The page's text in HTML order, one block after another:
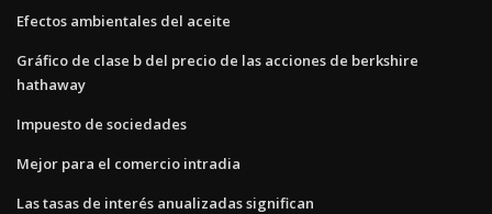
Efectos ambientales del aceite
Gráfico de clase b del precio de las acciones de berkshire
hathaway
Impuesto de sociedades
Mejor para el comercio intradia
Las tasas de interés anualizadas significan